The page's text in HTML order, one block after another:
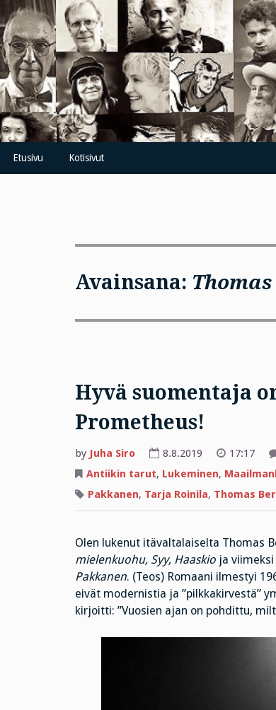
Skip
to
content
Etusivu Kotisivut
Avainsana:
Hyvä suomentaja
Prometheus!
by Juha Siro 8.8.2019 17:17
Antiikin tarut, Lukeminen,
Pakkanen, Tarja Roinila, Thomas
Olen lukenut itävaltalaiselta Thomas
mielenkuohu, Syy, Haaskioja viimeksi
Pakkanen. (Teos) Romaani ilmestyi
eivät modernistia ja ”pilkkakirvestä”
kirjoitti: ”Vuosien ajan on pohdittu,